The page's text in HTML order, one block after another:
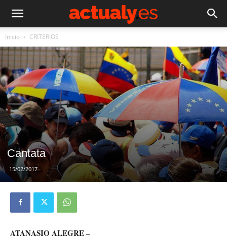
Inicio CRITERIOS
Cantata
15/02/2017
ATANASIO ALEGRE –